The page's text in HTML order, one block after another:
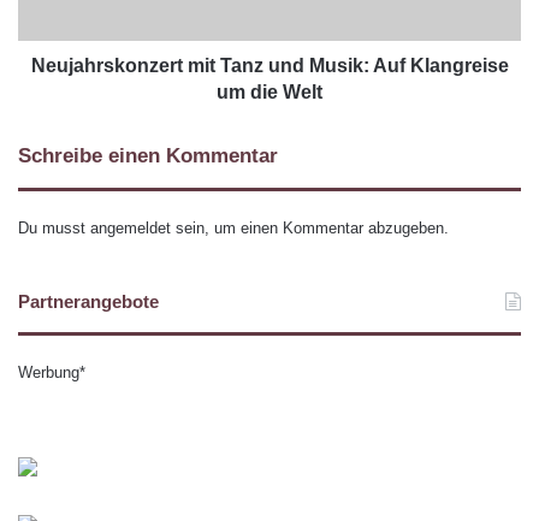
Neujahrskonzert mit Tanz und Musik: Auf Klangreise
um die Welt
Schreibe einen Kommentar
Du musst angemeldet sein, um einen Kommentar abzugeben.
Partnerangebote
Werbung*